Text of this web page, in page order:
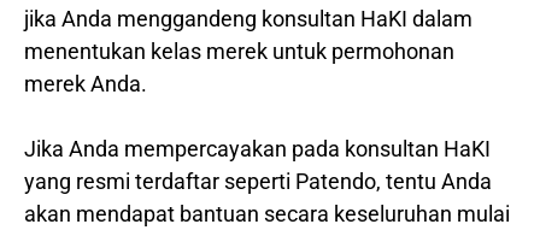
jika Anda menggandeng konsultan HaKI dalam
menentukan kelas merek untuk permohonan
merek Anda.
Jika Anda mempercayakan pada konsultan HaKI
yang resmi terdaftar seperti Patendo, tentu Anda
akan mendapat bantuan secara keseluruhan mulai